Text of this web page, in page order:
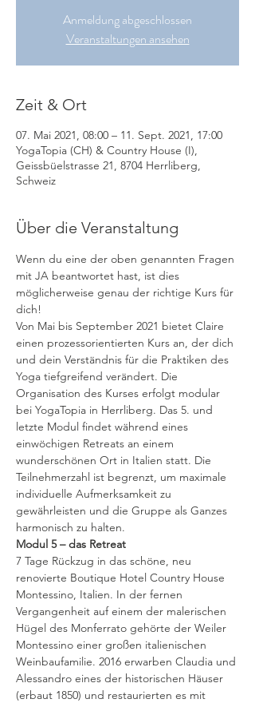
Anmeldung abgeschlossen
Veranstaltungen ansehen
Zeit & Ort
07. Mai 2021, 08:00 – 11. Sept. 2021, 17:00
YogaTopia (CH) & Country House (I),
Geissbüelstrasse 21, 8704 Herrliberg,
Schweiz
Über die Veranstaltung
Wenn du eine der oben genannten Fragen
mit JA beantwortet hast, ist dies
möglicherweise genau der richtige Kurs für
dich!
Von Mai bis September 2021 bietet Claire
einen prozessorientierten Kurs an, der dich
und dein Verständnis für die Praktiken des
Yoga tiefgreifend verändert. Die
Organisation des Kurses erfolgt modular
bei YogaTopia in Herrliberg. Das 5. und
letzte Modul findet während eines
einwöchigen Retreats an einem
wunderschönen Ort in Italien statt. Die
Teilnehmerzahl ist begrenzt, um maximale
individuelle Aufmerksamkeit zu
gewährleisten und die Gruppe als Ganzes
harmonisch zu halten.
Modul 5 – das Retreat
7 Tage Rückzug in das schöne, neu
renovierte Boutique Hotel Country House
Montessino, Italien. In der fernen
Vergangenheit auf einem der malerischen
Hügel des Monferrato gehörte der Weiler
Montessino einer großen italienischen
Weinbaufamilie. 2016 erwarben Claudia und
Alessandro eines der historischen Häuser
(erbaut 1850) und restaurierten es mit